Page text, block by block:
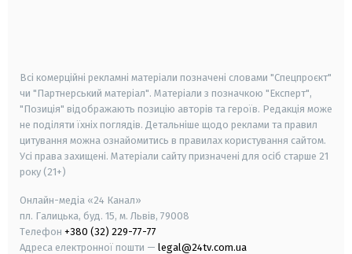
Всі комерційні рекламні матеріали позначені словами "Спецпроєкт"
чи "Партнерський матеріал". Матеріали з позначкою "Експерт",
"Позиція" відображають позицію авторів та героїв. Редакція може
не поділяти їхніх поглядів. Детальніше щодо реклами та правил
цитування можна ознайомитись в правилах користування сайтом.
Усі права захищені. Матеріали сайту призначені для осіб старше 21
року (21+)
Онлайн-медіа «24 Канал»
пл. Галицька, буд. 15, м. Львів, 79008
Телефон +380 (32) 229-77-77
Адреса електронної пошти — legal@24tv.com.ua